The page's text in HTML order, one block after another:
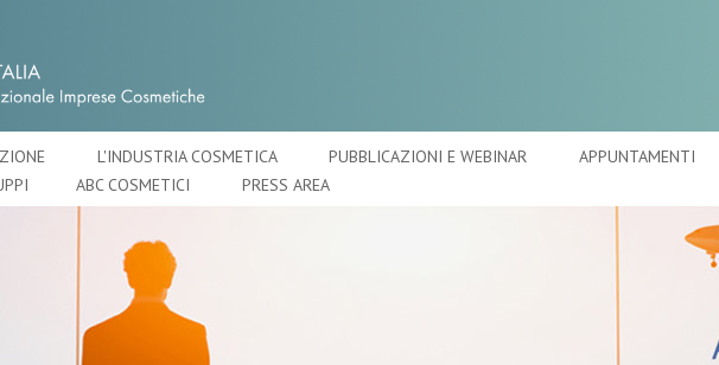
L'INDUSTRIA COSMETICA PUBBLICAZIONI E WEBINAR APPUNTAMENTI
ABC COSMETICI PRESS AREA